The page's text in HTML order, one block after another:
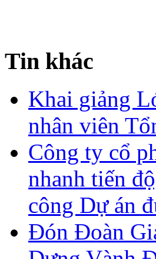
Tin khác
Khai giảng
nhân viên
Công ty cổ
nhanh tiến
công Dự án
Đón Đoàn